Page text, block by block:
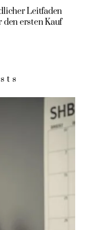
Leitfaden
den ersten Kauf